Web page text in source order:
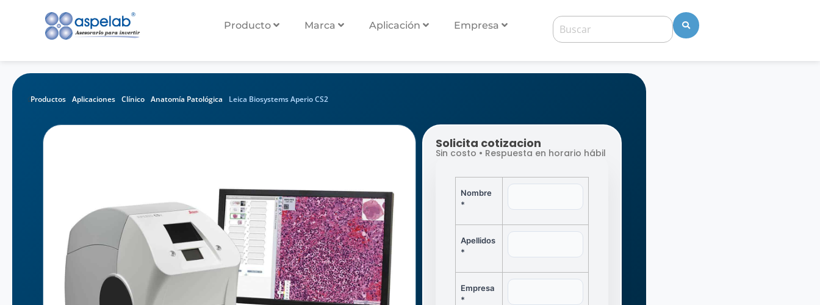
Producto Marca Aplicación Empresa
Productos Aplicaciones Clínico Anatomía Patológica Leica Biosystems Aperio CS2
Solicita cotizacion
Sin costo • Respuesta en horario hábil
Nombre
*
Apellidos
*
Empresa
*